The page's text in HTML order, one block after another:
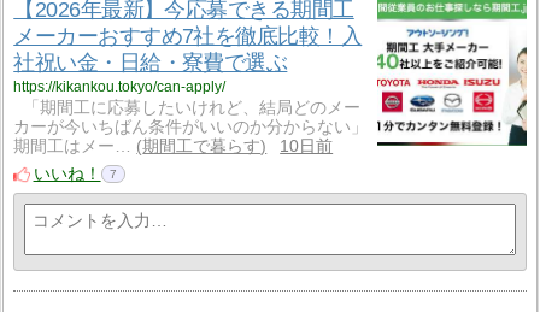
【2026年最新】今応募できる期間工
メーカーおすすめ7社を徹底比較！入
社祝い金・日給・寮費で選ぶ
https://kikankou.tokyo/can-apply/
「期間工に応募したいけれど、結局どのメー
カーが今いちばん条件がいいのか分からない」
期間工はメー…
期間工で暮らす
10日前
いいね！
7